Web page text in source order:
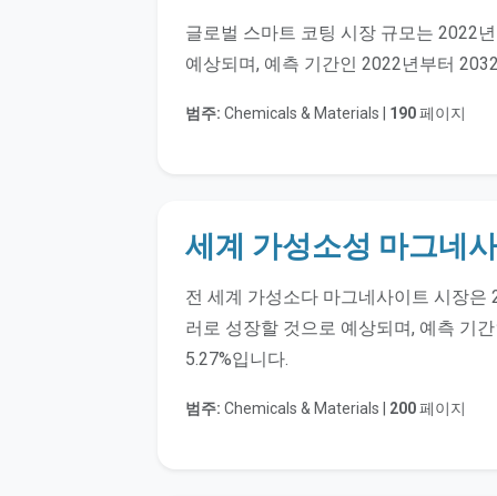
글로벌 스마트 코팅 시장 규모는 2022
예상되며, 예측 기간인 2022년부터
범주: Chemicals & Materials | 190페이지
세계 가성소성 마그네
전 세계 가성소다 마그네사이트 시장
러로 성장할 것으로 예상되며, 예측 기
5.27%입니다.
범주: Chemicals & Materials | 200페이지